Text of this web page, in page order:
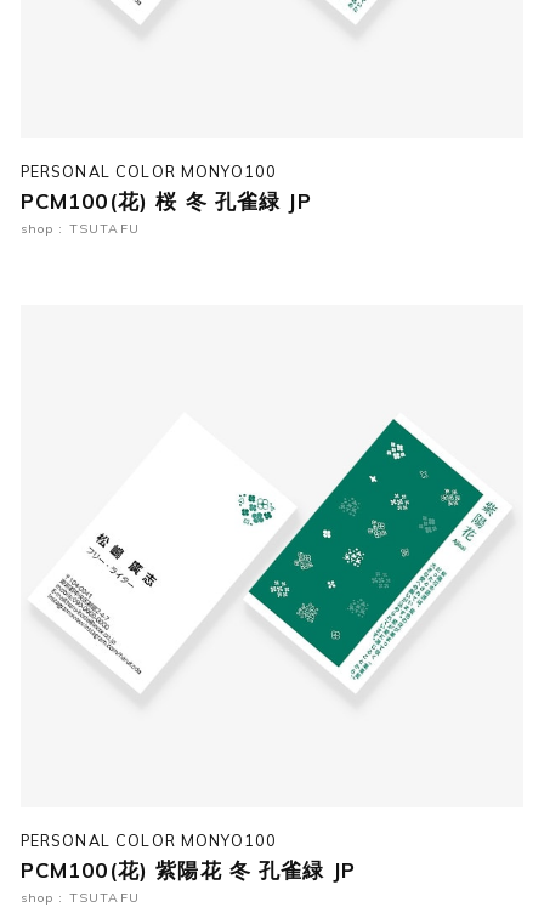
PERSONAL COLOR MONYO100
PCM100(花) 桜 冬 孔雀緑 JP
shop : TSUTAFU
PERSONAL COLOR MONYO100
PCM100(花) 紫陽花 冬 孔雀緑 JP
shop : TSUTAFU